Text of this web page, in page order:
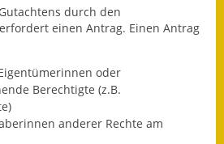
Zahlen und Fakten
Bauhof Notzingen
Behördenadressen
durch den
einen Antrag. Einen Antrag
oder
Berechtigte (z.B.
anderer Rechte am